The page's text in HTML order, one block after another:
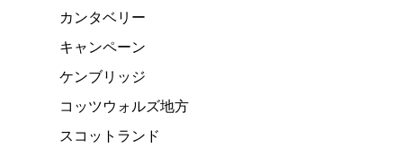
カンタベリー
キャンペーン
ケンブリッジ
コッツウォルズ地方
スコットランド